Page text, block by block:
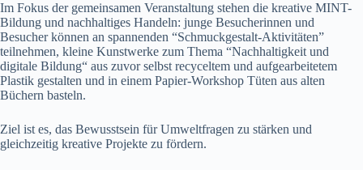
Im Fokus der gemeinsamen Veranstaltung stehen die kreative MINT-
Bildung und nachhaltiges Handeln: junge Besucherinnen und
Besucher können an spannenden “Schmuckgestalt-Aktivitäten”
teilnehmen, kleine Kunstwerke zum Thema “Nachhaltigkeit und
digitale Bildung“ aus zuvor selbst recyceltem und aufgearbeitetem
Plastik gestalten und in einem Papier-Workshop Tüten aus alten
Büchern basteln.
Ziel ist es, das Bewusstsein für Umweltfragen zu stärken und
gleichzeitig kreative Projekte zu fördern.